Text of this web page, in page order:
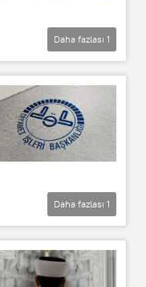
Daha fazlası 1
Daha fazlası 1